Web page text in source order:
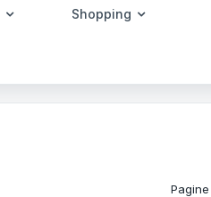
Shopping
Pagine